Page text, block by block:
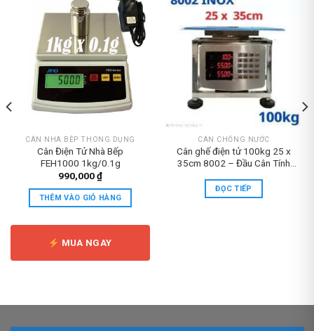
CÂN NHÀ BẾP THÔNG DỤNG
Cân Điện Tử Nhà Bếp
FEH1000 1kg/0.1g
990,000₫
THÊM VÀO GIỎ HÀNG
MUA NGAY
CÂN CHỐNG NƯỚC
Cân ghế điện tử 100kg 25 x
35cm 8002 – Đầu Cân Tính
ĐỌC TIẾP